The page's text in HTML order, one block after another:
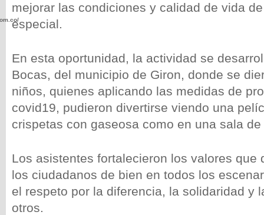
mejorar las condiciones y calidad de vida
especial.
En esta oportunidad, la actividad se
Bocas, del municipio de Giron, donde se
niños, quienes aplicando las medidas de
covid19, pudieron divertirse viendo una
crispetas con gaseosa como en una sala
Los asistentes fortalecieron los valores que
los ciudadanos de bien en todos los
el respeto por la diferencia, la solidaridad y
otros.
wp-
wp-